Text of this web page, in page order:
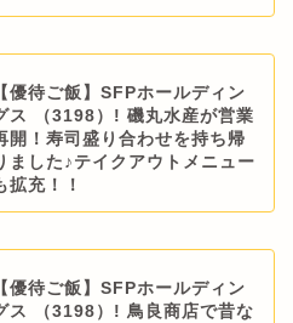
【優待ご飯】SFPホールディン
ス （3198）! 磯丸水産が営業
開！寿司盛り合わせを持ち帰
ました♪テイクアウトメニュー
拡充！！
【優待ご飯】SFPホールディン
ス （3198）! 鳥良商店で昔な